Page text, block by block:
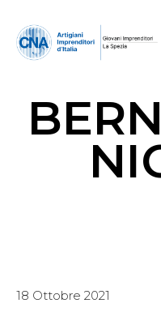
18 Ottobre 2021